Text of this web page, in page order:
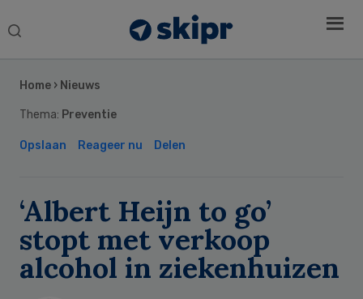
Search
Home › Nieuws
Thema: Preventie
Opslaan Reageer nu Delen
‘Albert Heijn to go’
stopt met verkoop
alcohol in ziekenhuizen
Sidebar